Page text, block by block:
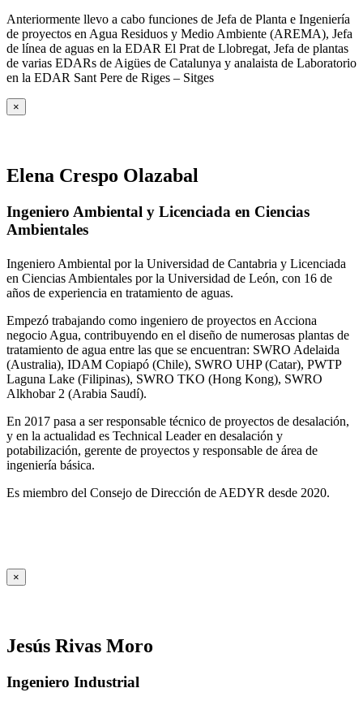
Anteriormente llevo a cabo funciones de Jefa de Planta e Ingeniería
de proyectos en Agua Residuos y Medio Ambiente (AREMA), Jefa
de línea de aguas en la EDAR El Prat de Llobregat, Jefa de plantas
de varias EDARs de Aigües de Catalunya y analaista de Laboratorio
en la EDAR Sant Pere de Riges – Sitges
×
Elena Crespo Olazabal
Ingeniero Ambiental y Licenciada en Ciencias
Ambientales
Ingeniero Ambiental por la Universidad de Cantabria y Licenciada
en Ciencias Ambientales por la Universidad de León, con 16 de
años de experiencia en tratamiento de aguas.
Empezó trabajando como ingeniero de proyectos en Acciona
negocio Agua, contribuyendo en el diseño de numerosas plantas de
tratamiento de agua entre las que se encuentran: SWRO Adelaida
(Australia), IDAM Copiapó (Chile), SWRO UHP (Catar), PWTP
Laguna Lake (Filipinas), SWRO TKO (Hong Kong), SWRO
Alkhobar 2 (Arabia Saudí).
En 2017 pasa a ser responsable técnico de proyectos de desalación,
y en la actualidad es Technical Leader en desalación y
potabilización, gerente de proyectos y responsable de área de
ingeniería básica.
Es miembro del Consejo de Dirección de AEDYR desde 2020.
×
Jesús Rivas Moro
Ingeniero Industrial